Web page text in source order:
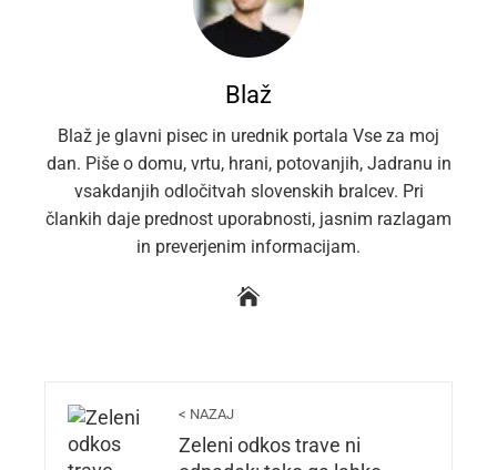
Blaž
Blaž je glavni pisec in urednik portala Vse za moj
dan. Piše o domu, vrtu, hrani, potovanjih, Jadranu in
vsakdanjih odločitvah slovenskih bralcev. Pri
člankih daje prednost uporabnosti, jasnim razlagam
in preverjenim informacijam.
< NAZAJ
Zeleni odkos trave ni